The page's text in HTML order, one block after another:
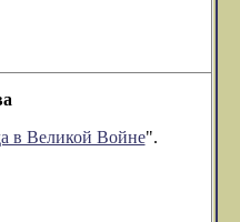
в Великой Войне".